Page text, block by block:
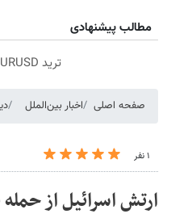
مطالب پیشنهادی
ترید EURUSD با اسپرد از صفر پیپ
صفحه اصلی اخبار بین‌الملل
۱ نفر
ارتش اسرائیل از